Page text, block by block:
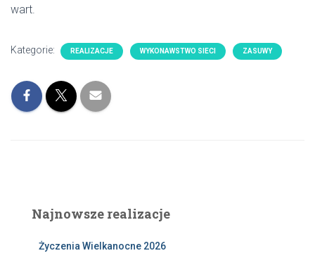
wart.
Kategorie: REALIZACJE WYKONAWSTWO SIECI ZASUWY
Najnowsze realizacje
Życzenia Wielkanocne 2026